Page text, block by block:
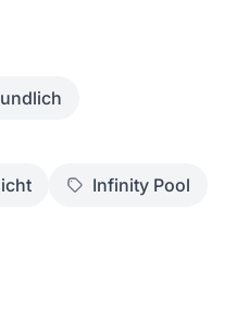
Infinity Pool